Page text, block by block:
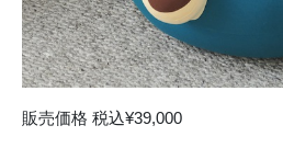
販売価格 税込¥39,000